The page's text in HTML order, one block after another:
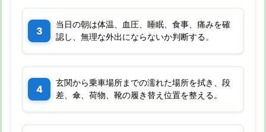
当日の朝は体温、血圧、睡眠、食事、痛みを確
認し、無理な外出にならないか判断する。
玄関から乗車場所までの濡れた場所を拭き、段
差、傘、荷物、靴の履き替え位置を整える。